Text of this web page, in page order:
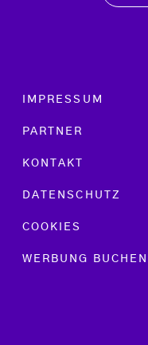
Footer menu
IMPRESSUM
PARTNER
KONTAKT
DATENSCHUTZ
COOKIES
WERBUNG BUCHEN